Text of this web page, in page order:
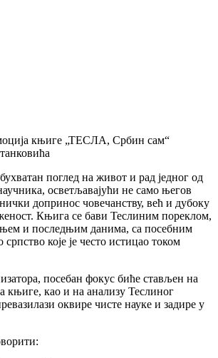
поглед на живот и рад једног од
осветљавајући не само његов
допринос човечанству, већ и дубоку
Књига се бави Теслиним пореклом,
и последњим данима, са посебним
које је често истицао током
посебан фокус биће стављен на
књиге, као и на анализу Теслиног
оквире чисте науке и задире у